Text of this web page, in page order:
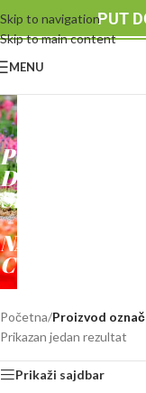
Skip to navigation
Skip to main content
PUT
MENU
MIHALEK
PUT
DO
SREĆE
-
NAŠE
CVEĆE
Početna/Proizvod
Prikazan jedan rezultat
Prikaži sajdbar